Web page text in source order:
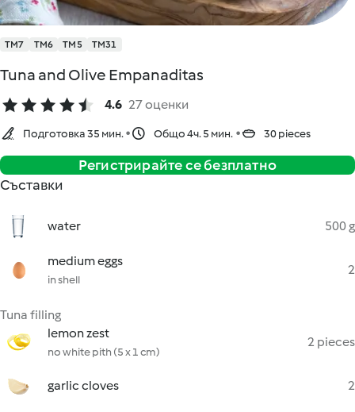
TM7 TM6 TM5 TM31
Tuna and Olive Empanaditas
4.6 27 оценки
Подготовка 35 мин. Общо 4ч. 5 мин. 30 pieces
Регистрирайте се безплатно
Съставки
water 500 g
medium eggs
in shell
2
Tuna filling
lemon zest
no white pith (5 x 1 cm)
2 pieces
garlic cloves 2